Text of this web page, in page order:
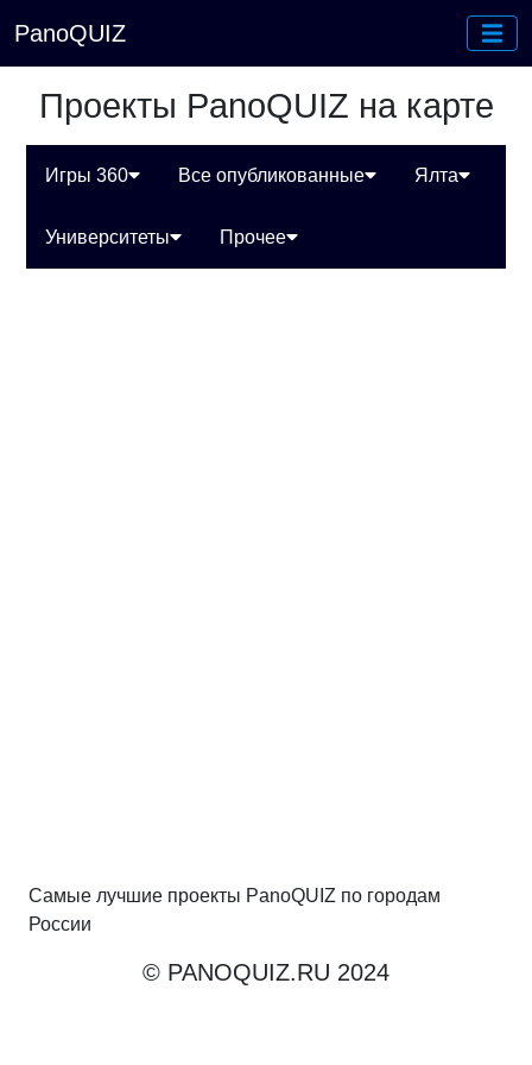
PanoQUIZ
Проекты PanoQUIZ на карте
Игры 360 Все опубликованные Ялта
Университеты Прочее
Самые лучшие проекты PanoQUIZ по городам
России
© PANOQUIZ.RU 2024